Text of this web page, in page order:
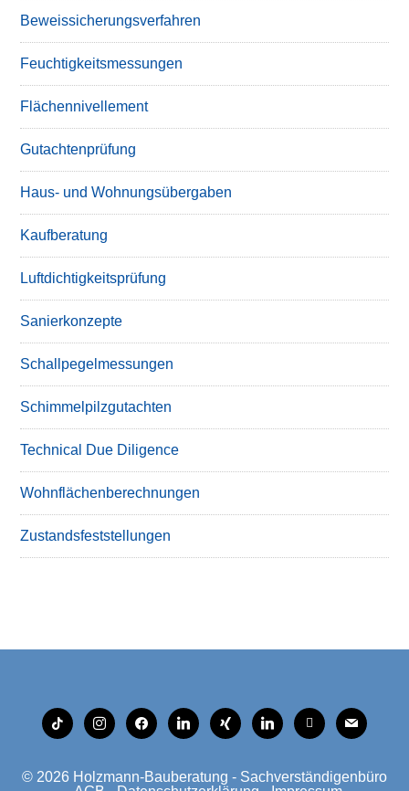
Beweissicherungsverfahren
Feuchtigkeitsmessungen
Flächennivellement
Gutachtenprüfung
Haus- und Wohnungsübergaben
Kaufberatung
Luftdichtigkeitsprüfung
Sanierkonzepte
Schallpegelmessungen
Schimmelpilzgutachten
Technical Due Diligence
Wohnflächenberechnungen
Zustandsfeststellungen
tiktok instagramfacebooklinkedinxing linkedinmobilemail
© 2026 Holzmann-Bauberatung - Sachverständigenbüro